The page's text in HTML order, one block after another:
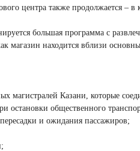
центра также продолжается – в
большая программа c
магазин находится вблизи
магистралей Казани, которые
остановки общественного
и ожидания пассажиров;